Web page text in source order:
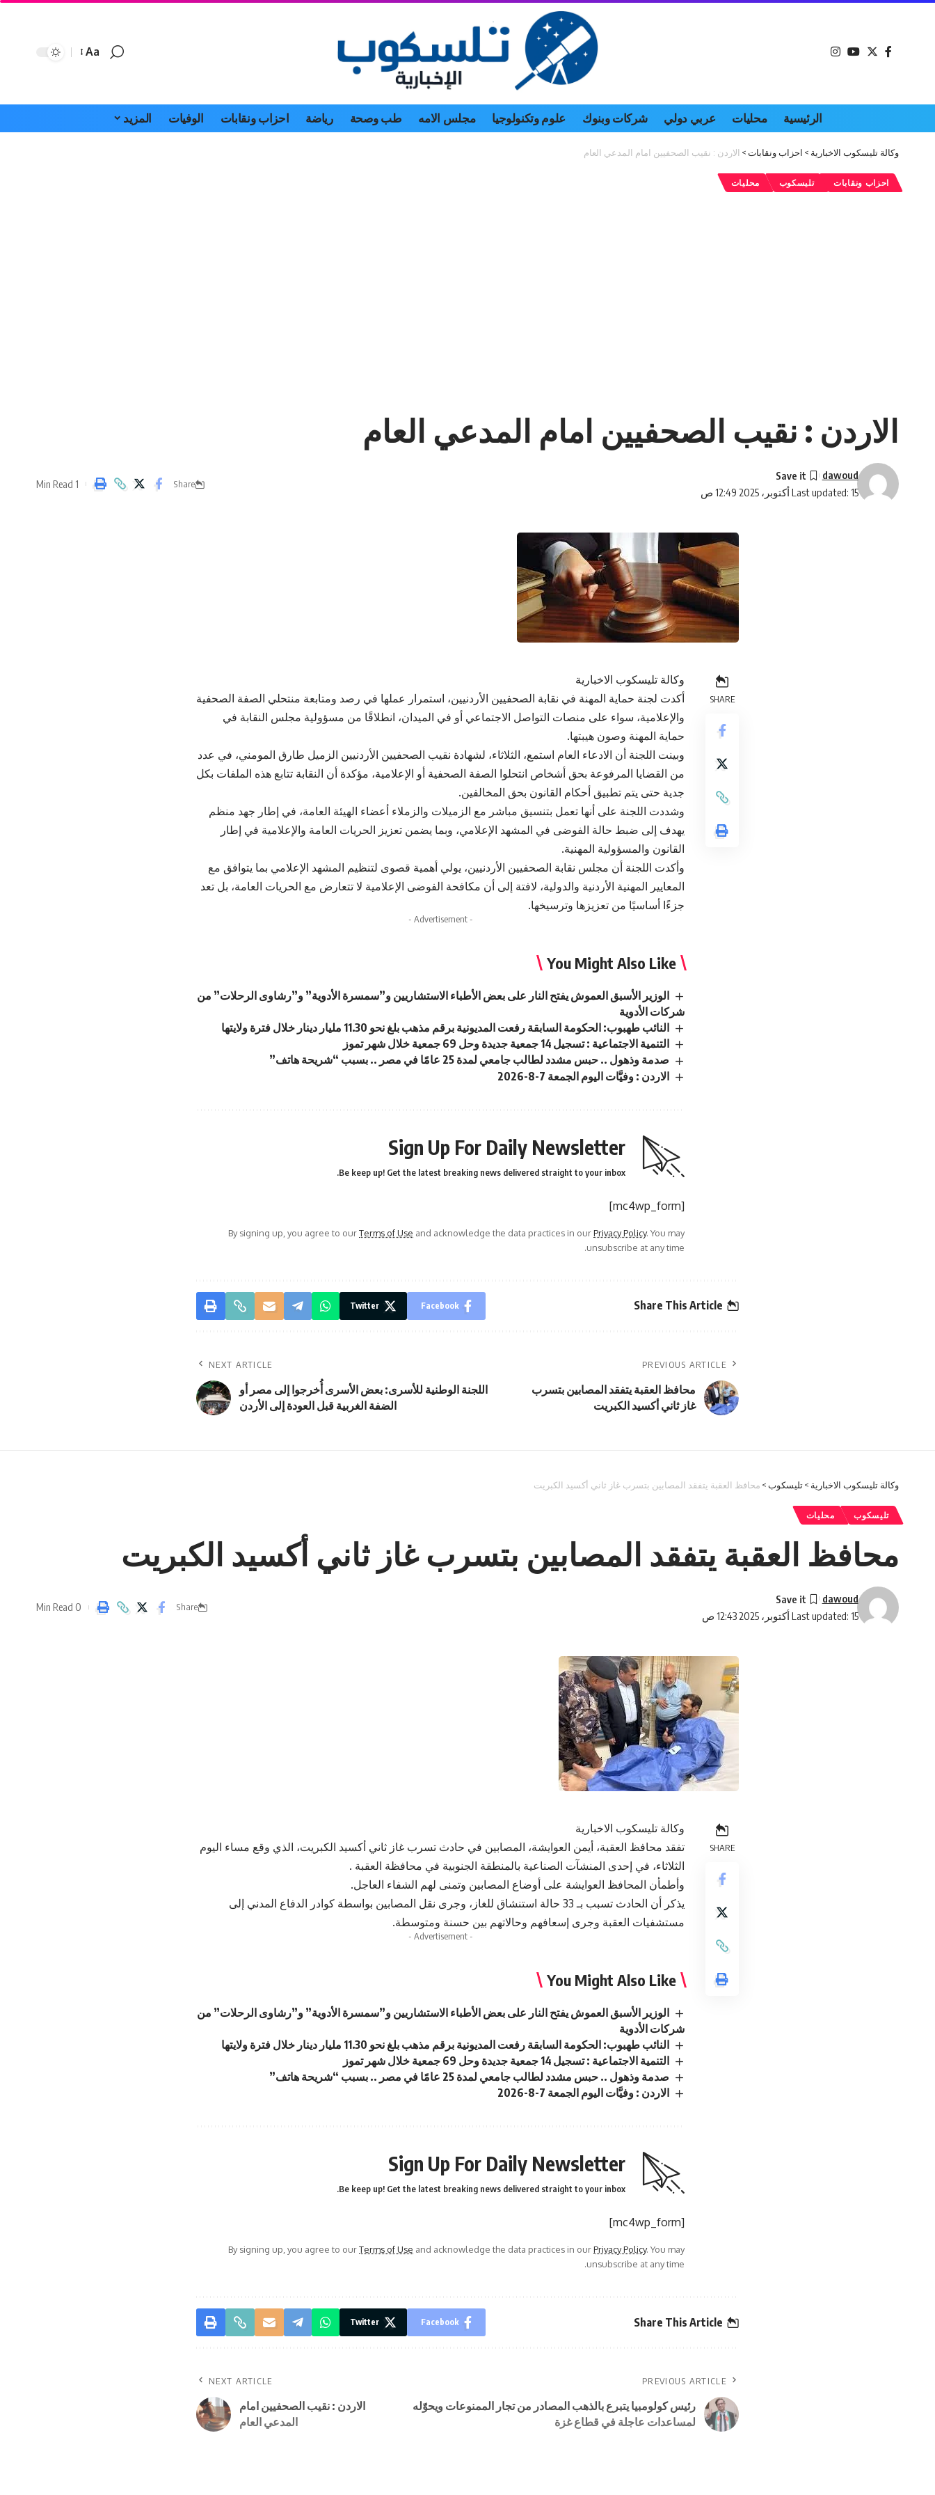
Font
Aa
الرئيسية محليات عربي دولي شركات وبنوك علوم وتكنولوجيا مجلس الامه طب وصحة رياضة احزاب ونقابات الوفيات المزيد
وكالة تليسكوب الاخبارية > احزاب ونقابات> الاردن : نقيب الصحفيين امام المدعي العام
احزاب ونقابات تليسكوب محليات
الاردن : نقيب الصحفيين امام المدعي العام
Last updated: 15 أكتوبر، 2025 12:49 ص
dawoud
Share
1 Min Read
SHARE
وكالة تليسكوب الاخبارية
أكدت لجنة حماية المهنة في نقابة الصحفيين الأردنيين، استمرار عملها في رصد ومتابعة منتحلي الصفة الصحفية
والإعلامية، سواء على منصات التواصل الاجتماعي أو في الميدان، انطلاقًا من مسؤولية مجلس النقابة في
حماية المهنة وصون هيبتها.
وبينت اللجنة أن الادعاء العام استمع، الثلاثاء، لشهادة نقيب الصحفيين الأردنيين الزميل طارق المومني، في عدد
من القضايا المرفوعة بحق أشخاص انتحلوا الصفة الصحفية أو الإعلامية، مؤكدة أن النقابة تتابع هذه الملفات بكل
جدية حتى يتم تطبيق أحكام القانون بحق المخالفين.
وشددت اللجنة على أنها تعمل بتنسيق مباشر مع الزميلات والزملاء أعضاء الهيئة العامة، في إطار جهد منظم
يهدف إلى ضبط حالة الفوضى في المشهد الإعلامي، وبما يضمن تعزيز الحريات العامة والإعلامية في إطار
القانون والمسؤولية المهنية.
وأكدت اللجنة أن مجلس نقابة الصحفيين الأردنيين، يولي أهمية قصوى لتنظيم المشهد الإعلامي بما يتوافق مع
المعايير المهنية الأردنية والدولية، لافتة إلى أن مكافحة الفوضى الإعلامية لا تتعارض مع الحريات العامة، بل تعد
جزءًا أساسيًا من تعزيزها وترسيخها.
- Advertisement -
You Might Also Like
الوزير الأسبق العموش يفتح النار على بعض الأطباء الاستشاريين و”سمسرة الأدوية” و”رشاوى الرحلات” من
شركات الأدوية
النائب طهبوب: الحكومة السابقة رفعت المديونية برقم مذهب بلغ نحو 11.30 مليار دينار خلال فترة ولايتها
التنمية الاجتماعية : تسجيل 14 جمعية جديدة وحل 69 جمعية خلال شهر تموز
صدمة وذهول .. حبس مشدد لطالب جامعي لمدة 25 عامًا في مصر .. بسبب “شريحة هاتف”
الاردن : وفيَّات اليوم الجمعة 7-8-2026
Sign Up For Daily Newsletter
Be keep up! Get the latest breaking news delivered straight to your inbox.
[mc4wp_form]
By signing up, you agree to ourTerms of Use and acknowledge the data practices in ourPrivacy Policy. You may
unsubscribe at any time.
Share This Article
Facebook
Twitter
PREVIOUS ARTICLE
محافظ العقبة يتفقد المصابين بتسرب
غاز ثاني أكسيد الكبريت
NEXT ARTICLE
اللجنة الوطنية للأسرى: بعض الأسرى أُخرجوا إلى مصر أو
الضفة الغربية قبل العودة إلى الأردن
وكالة تليسكوب الاخبارية >تليسكوب> محافظ العقبة يتفقد المصابين بتسرب غاز ثاني أكسيد الكبريت
تليسكوب محليات
محافظ العقبة يتفقد المصابين بتسرب غاز ثاني أكسيد الكبريت
Last updated: 15 أكتوبر، 2025 12:43 ص
dawoud
Share
0 Min Read
SHARE
وكالة تليسكوب الاخبارية
تفقد محافظ العقبة، أيمن العوايشة، المصابين في حادث تسرب غاز ثاني أكسيد الكبريت، الذي وقع مساء اليوم
الثلاثاء، في إحدى المنشآت الصناعية بالمنطقة الجنوبية في محافظة العقبة .
وأطمأن المحافظ العوايشة على أوضاع المصابين وتمنى لهم الشفاء العاجل.
يذكر أن الحادث تسبب بـ 33 حالة استنشاق للغاز، وجرى نقل المصابين بواسطة كوادر الدفاع المدني إلى
مستشفيات العقبة وجرى إسعافهم وحالاتهم بين حسنة ومتوسطة.
- Advertisement -
You Might Also Like
الوزير الأسبق العموش يفتح النار على بعض الأطباء الاستشاريين و”سمسرة الأدوية” و”رشاوى الرحلات” من
شركات الأدوية
النائب طهبوب: الحكومة السابقة رفعت المديونية برقم مذهب بلغ نحو 11.30 مليار دينار خلال فترة ولايتها
التنمية الاجتماعية : تسجيل 14 جمعية جديدة وحل 69 جمعية خلال شهر تموز
صدمة وذهول .. حبس مشدد لطالب جامعي لمدة 25 عامًا في مصر .. بسبب “شريحة هاتف”
الاردن : وفيَّات اليوم الجمعة 7-8-2026
Sign Up For Daily Newsletter
Be keep up! Get the latest breaking news delivered straight to your inbox.
[mc4wp_form]
By signing up, you agree to ourTerms of Use and acknowledge the data practices in ourPrivacy Policy. You may
unsubscribe at any time.
Share This Article
Facebook
Twitter
PREVIOUS ARTICLE
رئيس كولومبيا يتبرع بالذهب المصادر من تجار الممنوعات ويحوّله
لمساعدات عاجلة في قطاع غزة
NEXT ARTICLE
الاردن : نقيب الصحفيين امام
المدعي العام